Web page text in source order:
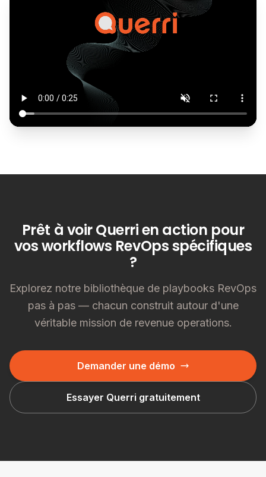
Prêt à voir Querri en action pour
vos workflows RevOps spécifiques
?
Explorez notre bibliothèque de playbooks RevOps
pas à pas — chacun construit autour d'une
véritable mission de revenue operations.
Demander une démo
Essayer Querri gratuitement